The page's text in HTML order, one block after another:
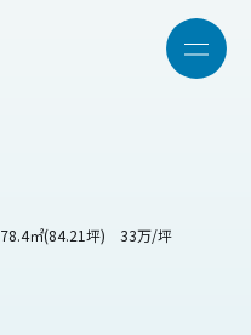
㎡(84.21坪) 33万/坪